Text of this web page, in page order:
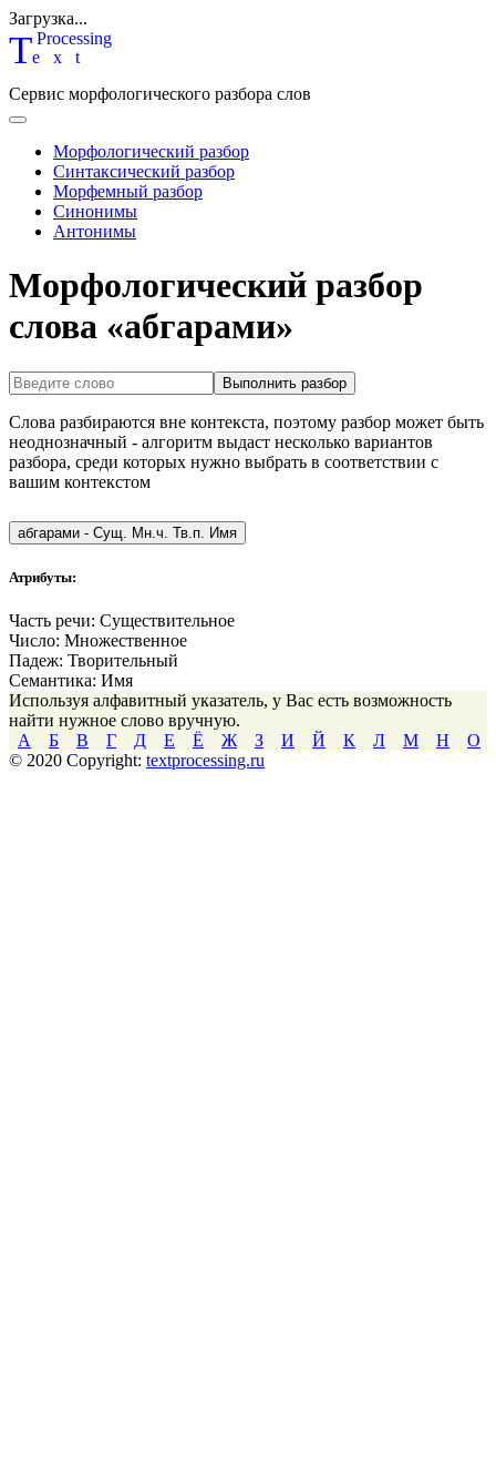
Загрузка...
Text
Processing
Сервис морфологического разбора слов
Морфологический разбор
Синтаксический разбор
Морфемный разбор
Синонимы
Антонимы
Морфологический разбор
слова «абгарами»
Выполнить разбор
Слова разбираются вне контекста, поэтому разбор может быть
неоднозначный - алгоритм выдаст несколько вариантов
разбора, среди которых нужно выбрать в соответствии с
вашим контекстом
абгарами - Сущ. Мн.ч. Тв.п. Имя
Атрибуты:
Часть речи: Существительное
Число: Множественное
Падеж: Творительный
Семантика: Имя
Используя алфавитный указатель, у Вас есть возможность
найти нужное слово вручную.
А
Б В Г Д Е Ё Ж З И Й К Л М Н
О
© 2020 Copyright: textprocessing.ru